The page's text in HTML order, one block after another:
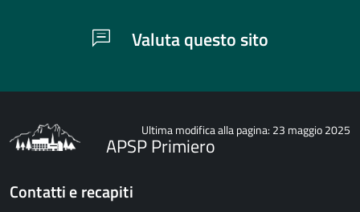
Valuta questo sito
Ultima modifica alla pagina: 23 maggio 2025
APSP Primiero
Contatti e recapiti